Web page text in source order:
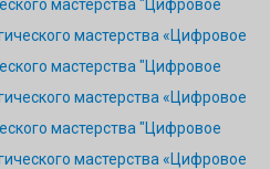
мастерства "Цифровое
мастерства «Цифровое
мастерства "Цифровое
мастерства «Цифровое
мастерства "Цифровое
мастерства «Цифровое